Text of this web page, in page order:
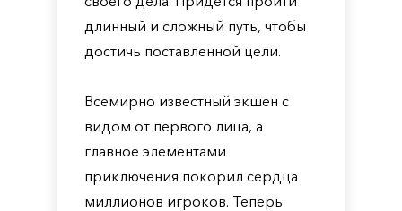
длинный и сложный путь, чтобы
достичь поставленной цели.
Всемирно известный экшен с
видом от первого лица, а
главное элементами
приключения покорил сердца
миллионов игроков. Теперь